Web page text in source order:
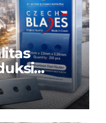
yang